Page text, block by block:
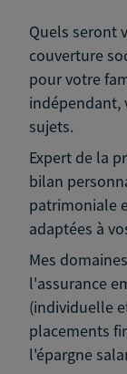
Quels seront
couverture
pour votre
indépendant,
sujets.
Expert de la
bilan
patrimoniale
adaptées à
Mes
l'assurance
(individuelle
placements
l'épargne